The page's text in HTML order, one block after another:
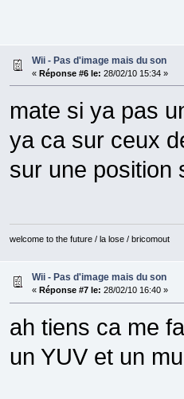
Wii - Pas d'image mais du son
« Réponse #6 le: 28/02/10 15:34 »
mate si ya pas
ya ca sur ceux
sur une position
welcome to the future / la lose / bricomout
Wii - Pas d'image mais du son
« Réponse #7 le: 28/02/10 16:40 »
ah tiens ca me
un YUV et un